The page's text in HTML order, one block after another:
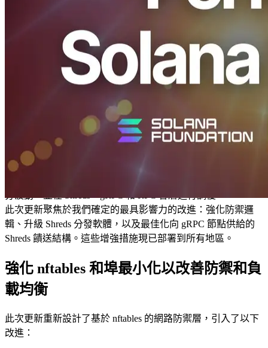
化了 nftables 規則，最小化並最佳化了埠結構，更新了 Shreds
這些改進帶來了可衡量的驗證者效能提升，並提高了所有地區
的 Shreds/gRPC 穩定性。
Solana 網路的增長與攻擊流量的上升
ERPC 將繼續以穩定的低延遲基礎設施支援對延遲敏感的
Solana 應用和高吞吐量工作負載。 與此同時，集中式 DDoS
類訪問模式和大量無效請求也在增加，對驗證者和 RPC 基礎
設施層的防禦能力和流量篩選提出了更高要求。
為應對這些不斷變化的情況，ERPC 和 Validators DAO 持續分
此次更新聚焦於我們確定的最具影響力的改進：強化防禦邏
輯、升級 Shreds 分發軟體，以及最佳化向 gRPC 節點供給的
Shreds 饋送結構。這些增強措施現已部署到所有地區。
強化 nftables 和埠最小化以改善防禦和負
載均衡
此次更新重新設計了基於 nftables 的網路防禦層，引入了以下
改進：